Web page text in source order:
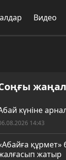
Видео
күніне
14:43
құрмет»
жатыр